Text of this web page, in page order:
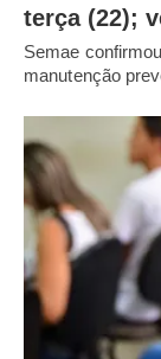
terça (22);
Semae
manutenção